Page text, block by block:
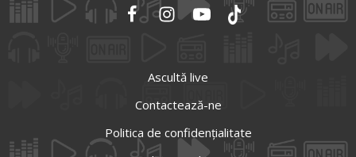
Ascultă live
Contactează-ne
Politica de confidențialitate